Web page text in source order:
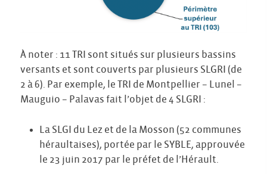
À noter : 11 TRI sont situés sur plusieurs bassins
versants et sont couverts par plusieurs SLGRI (de
2 à 6). Par exemple, le TRI de Montpellier – Lunel –
Mauguio – Palavas fait l’objet de 4 SLGRI :
La SLGI du Lez et de la Mosson (52 communes
héraultaises), portée par le SYBLE, approuvée
le 23 juin 2017 par le préfet de l’Hérault.